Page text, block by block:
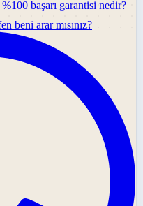
%100 başarı garantisi nedir?
beni arar mısınız?